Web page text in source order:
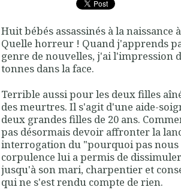
Huit bébés assassinés à la naissance
Quelle horreur ! Quand j'apprends
genre de nouvelles, j'ai l'impression
tonnes dans la face.
Terrible aussi pour les deux filles
des meurtres. Il s'agit d'une aide-
deux grandes filles de 20 ans.
pas désormais devoir affronter la
interrogation du "pourquoi pas nous
corpulence lui a permis de dissimuler
jusqu'à son mari, charpentier et
qui ne s'est rendu compte de rien.